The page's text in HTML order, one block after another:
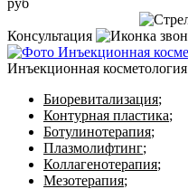
Консультация
Инъекционная косметология
Биоревитализация;
Контурная пластика;
Ботулинотерапия;
Плазмолифтинг;
Коллагенотерапия;
Мезотерапия;